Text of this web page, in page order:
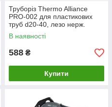
Труборіз Thermo Alliance
PRO-002 для пластикових
труб d20-40, лезо нерж.
сталь
В наявності
588 ₴
Купити